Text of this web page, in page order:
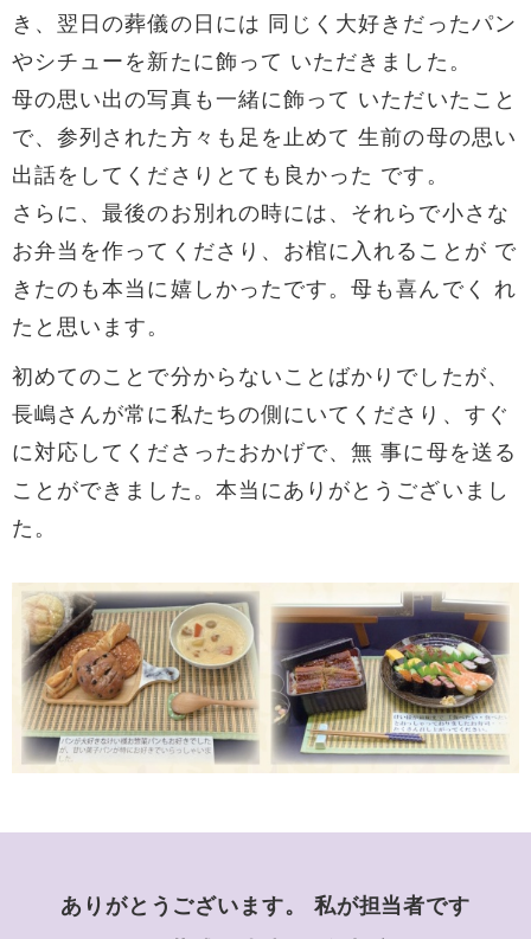
き、翌日の葬儀の日には 同じく大好きだったパン
やシチューを新たに飾って いただきました。
母の思い出の写真も一緒に飾って いただいたこと
で、参列された方々も足を止めて 生前の母の思い
出話をしてくださりとても良かった です。
さらに、最後のお別れの時には、それらで小さな
お弁当を作ってくださり、お棺に入れることが で
きたのも本当に嬉しかったです。母も喜んでく れ
たと思います。
初めてのことで分からないことばかりでしたが、
長嶋さんが常に私たちの側にいてくださり、すぐ
に対応してくださったおかげで、無 事に母を送る
ことができました。本当にありがとうございまし
た。
ありがとうございます。 私が担当者です